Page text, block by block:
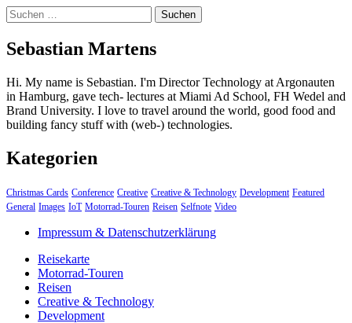
Suchen
nach:
Sebastian Martens
Hi. My name is Sebastian. I'm Director Technology at Argonauten
in Hamburg, gave tech- lectures at Miami Ad School, FH Wedel and
Brand University. I love to travel around the world, good food and
building fancy stuff with (web-) technologies.
Kategorien
Christmas Cards Conference Creative Creative & Technology Development Featured
General Images IoT Motorrad-Touren Reisen Selfnote Video
Impressum & Datenschutzerklärung
Reisekarte
Motorrad-Touren
Reisen
Creative & Technology
Development